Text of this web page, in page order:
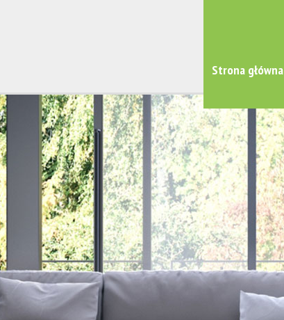
Strona główna